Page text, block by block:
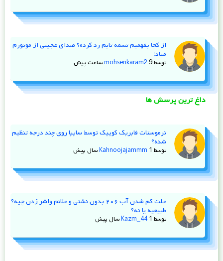
از کجا بفهمیم تسمه تایم رد کرده؟ صدای عجیبی از موتورم
میاد!
توسط mohsenkaram2 9 ساعت پیش
داغ ترین پرسش ها
ترموستات فابریک کوییک توسط سایپا روی چند درجه تنظیم
شده؟
توسط Kahnoojajammm 1 سال پیش
علت کم شدن آب ۲۰۶ بدون نشتی و علائم واشر زدن چیه؟
طبیعیه یا نه؟
توسط Kazm_44 1 سال پیش